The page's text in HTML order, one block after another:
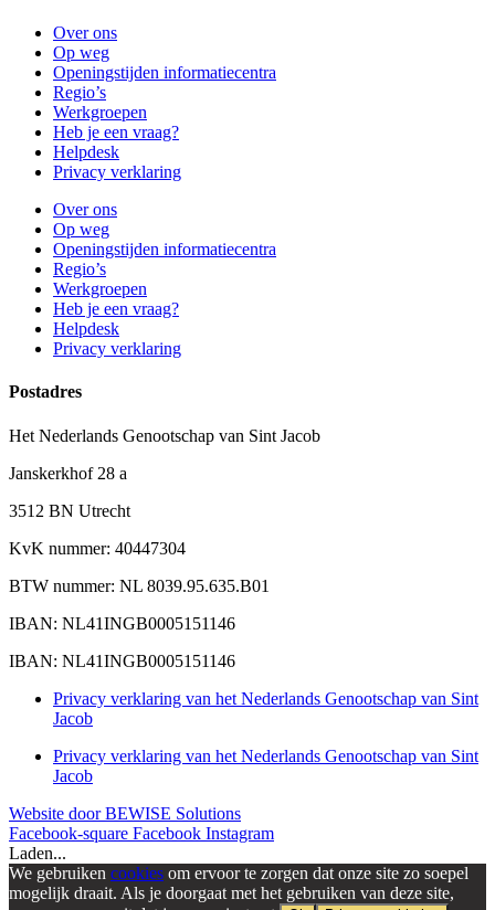
Over ons
Op weg
Openingstijden informatiecentra
Regio’s
Werkgroepen
Heb je een vraag?
Helpdesk
Privacy verklaring
Over ons
Op weg
Openingstijden informatiecentra
Regio’s
Werkgroepen
Heb je een vraag?
Helpdesk
Privacy verklaring
Postadres
Het Nederlands Genootschap van Sint Jacob
Janskerkhof 28 a
3512 BN Utrecht
KvK nummer: 40447304
BTW nummer: NL 8039.95.635.B01
IBAN: NL41INGB0005151146
IBAN: NL41INGB0005151146
Privacy verklaring van het Nederlands Genootschap van Sint
Jacob
Privacy verklaring van het Nederlands Genootschap van Sint
Jacob
Website door BEWISE Solutions
Facebook-square Facebook Instagram
Laden...
We gebruiken cookies om ervoor te zorgen dat onze site zo soepel
mogelijk draait. Als je doorgaat met het gebruiken van deze site,